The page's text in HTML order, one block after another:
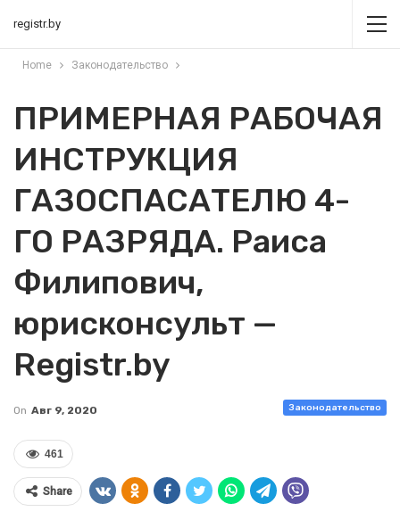
registr.by
Home Законодательство
ПРИМЕРНАЯ РАБОЧАЯ
ИНСТРУКЦИЯ
ГАЗОСПАСАТЕЛЮ 4-
ГО РАЗРЯДА. Раиса
Филипович,
юрисконсульт —
Registr.by
Законодательство
On Авг 9, 2020
461
Share